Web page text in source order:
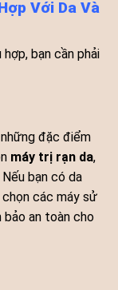
Với Da Và
hợp, bạn cần phải
đặc điểm
máy trị rạn da,
bạn có da
các máy sử
bảo an toàn cho